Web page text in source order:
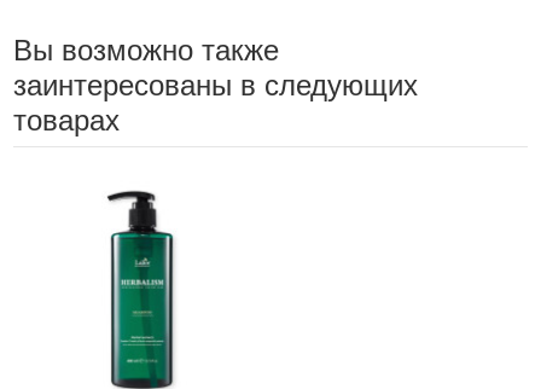
Вы возможно также
заинтересованы в следующих
товарах